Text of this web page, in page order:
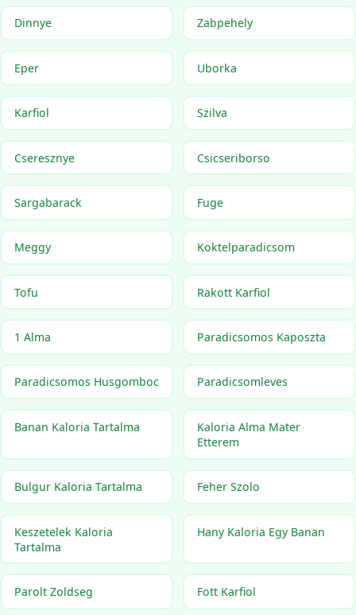
Dinnye Zabpehely
Eper Uborka
Karfiol Szilva
Cseresznye Csicseriborso
Sargabarack Fuge
Meggy Koktelparadicsom
Tofu Rakott Karfiol
1 Alma Paradicsomos Kaposzta
Paradicsomos Husgomboc Paradicsomleves
Banan Kaloria Tartalma
Kaloria Alma Mater
Etterem
Bulgur Kaloria Tartalma Feher Szolo
Keszetelek Kaloria
Tartalma
Hany Kaloria Egy Banan
Parolt Zoldseg Fott Karfiol